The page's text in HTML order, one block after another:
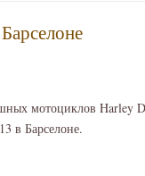
мотоциклов Harley
в Барселоне.